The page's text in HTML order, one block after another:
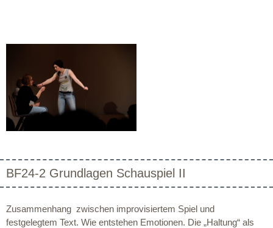
BF24-2 Grundlagen Schauspiel II
Zusammenhang zwischen improvisiertem Spiel und
festgelegtem Text. Wie entstehen Emotionen. Die „Haltung“ als